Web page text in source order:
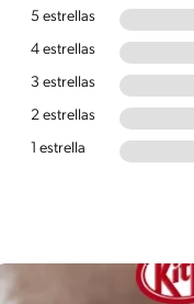
5 estrellas
4 estrellas
3 estrellas
2 estrellas
1 estrella